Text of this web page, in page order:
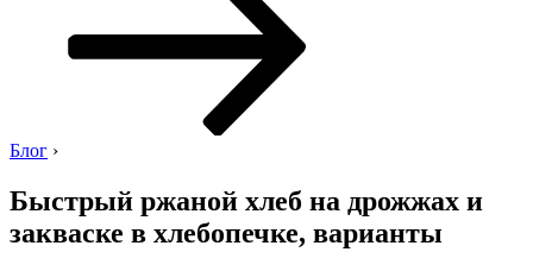
Блог ›
Быстрый ржаной хлеб на дрожжах и
закваске в хлебопечке, варианты